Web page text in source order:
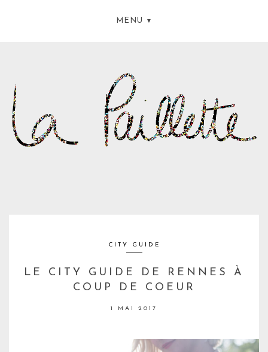
MENU
CITY GUIDE
LE CITY GUIDE DE RENNES À
COUP DE COEUR
1 MAI 2017